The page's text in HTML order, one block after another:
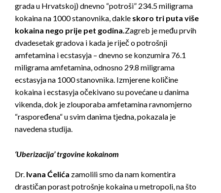
grada u Hrvatskoj) dnevno “potroši” 234.5 miligrama
kokaina na 1000 stanovnika, dakle skoro tri puta više
kokaina nego prije pet godina.Zagreb je među prvih
dvadesetak gradova i kada je riječ o potrošnji
amfetamina i ecstasyja – dnevno se konzumira 76.1
miligrama amfetamina, odnosno 29.8 miligrama
ecstasyja na 1000 stanovnika. Izmjerene količine
kokaina i ecstasyja očekivano su povećane u danima
vikenda, dok je zlouporaba amfetamina ravnomjerno
“raspoređena“ u svim danima tjedna, pokazala je
navedena studija.
‘Uberizacija’ trgovine kokainom
Dr. Ivana Ćelića zamolili smo da nam komentira
drastičan porast potrošnje kokaina u metropoli, na što